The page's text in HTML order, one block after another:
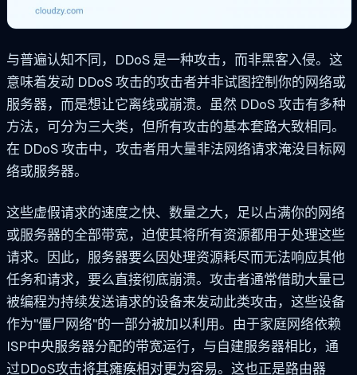
与普遍认知不同，DDoS 是一种攻击，而非黑客入侵。这
意味着发动 DDoS 攻击的攻击者并非试图控制你的网络或
服务器，而是想让它离线或崩溃。虽然 DDoS 攻击有多种
方法，可分为三大类，但所有攻击的基本套路大致相同。
在 DDoS 攻击中，攻击者用大量非法网络请求淹没目标网
络或服务器。
这些虚假请求的速度之快、数量之大，足以占满你的网络
或服务器的全部带宽，迫使其将所有资源都用于处理这些
请求。因此，服务器要么因处理资源耗尽而无法响应其他
任务和请求，要么直接彻底崩溃。攻击者通常借助大量已
被编程为持续发送请求的设备来发动此类攻击，这些设备
作为"僵尸网络"的一部分被加以利用。由于家庭网络依赖
ISP中央服务器分配的带宽运行，与自建服务器相比，通
过DDoS攻击将其瘫痪相对更为容易。这也正是路由器